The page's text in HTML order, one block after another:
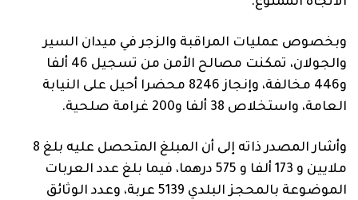
وبخصوص عمليات المراقبة والزجر في ميدان السير
والجولان، تمكنت مصالح الأمن من تسجيل 46 ألفا
و446 مخالفة، وإنجاز 8246 محضرا أحيل على النيابة
العامة، واستخلاص 38 ألفا و200 غرامة صلحية.
وأشار المصدر ذاته إلى أن المبلغ المتحصل عليه بلغ 8
ملايين و 173 ألفا و 575 درهما، فيما بلغ عدد العربات
الموضوعة بالمحجز البلدي 5139 عربة، وعدد الوثائق